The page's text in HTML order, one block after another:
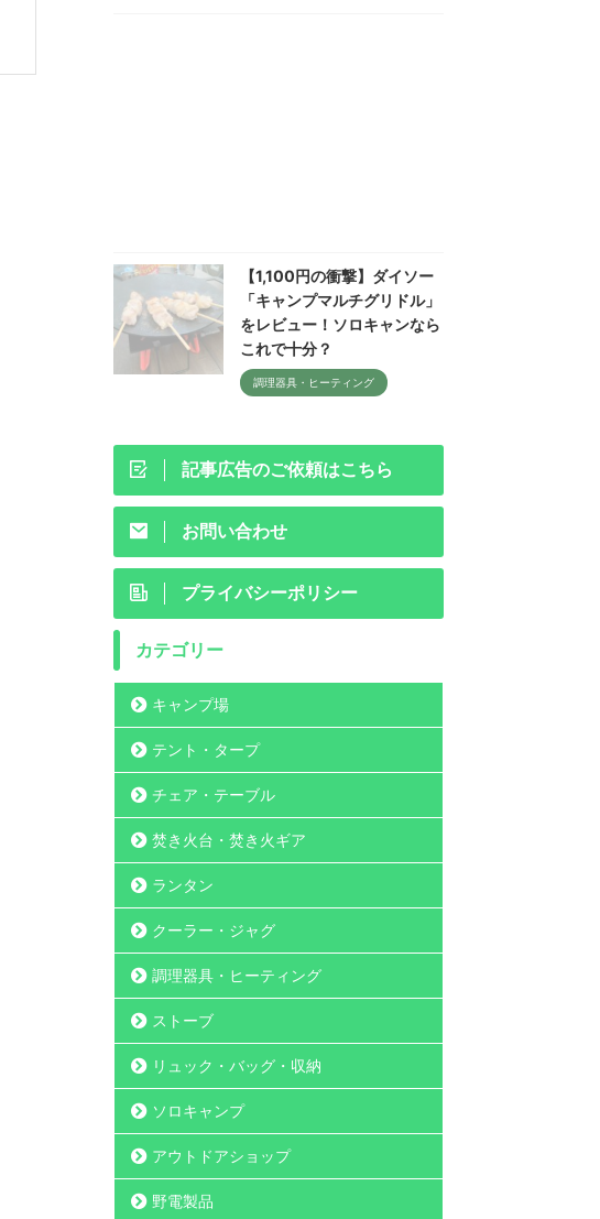
【1,100円の衝撃】ダイソー
「キャンプマルチグリドル」
をレビュー！ソロキャンなら
これで十分？
調理器具・ヒーティング
記事広告のご依頼はこちら
お問い合わせ
プライバシーポリシー
カテゴリー
キャンプ場
テント・タープ
チェア・テーブル
焚き火台・焚き火ギア
ランタン
クーラー・ジャグ
調理器具・ヒーティング
ストーブ
リュック・バッグ・収納
ソロキャンプ
アウトドアショップ
野電製品